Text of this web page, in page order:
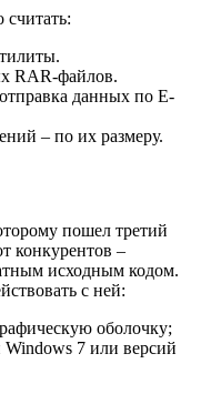
RAR-файлов.
данных по E-
– по их размеру.
пошел третий
конкурентов –
исходным кодом.
с ней:
оболочку;
7 или версий